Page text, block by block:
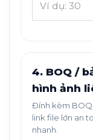
4. BOQ /
hình ảnh
Đính kèm
link file lớn an
nhanh.